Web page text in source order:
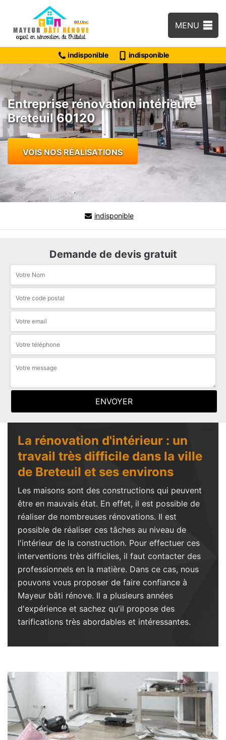
MENU
indisponible indisponible
Entreprise rénovation intérieure
Breteuil 60120
VOIS NOS RÉALISATIONS
indisponible
Demande de devis gratuit
La rénovation d'intérieur : un
travail très difficile dans la ville
de Breteuil et ses environs
Les maisons sont des constructions qui peuvent
être en mauvais état. En effet, il est possible de
réaliser de nombreuses rénovations. Il est
possible de réaliser ces tâches au niveau de
l'intérieur de la construction. Pour effectuer ces
interventions très difficiles, il faut contacter des
professionnels en la matière. Dans ce cas, nous
pouvons vous proposer de faire confiance à
Mayeur bâti rénove. Il a plusieurs années
d'expérience et sachez qu'il propose des
tarifications très abordables et intéressantes.